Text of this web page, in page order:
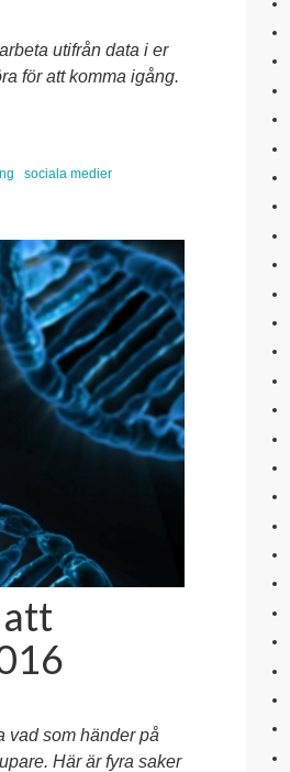
utifrån data i er
för att komma igång.
sociala medier
vad som händer på
Här är fyra saker